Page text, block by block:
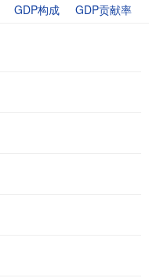
GDP构成 GDP贡献率